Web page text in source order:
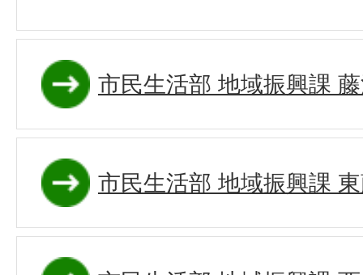
市民生活部 地域振興課
市民生活部 地域振興課